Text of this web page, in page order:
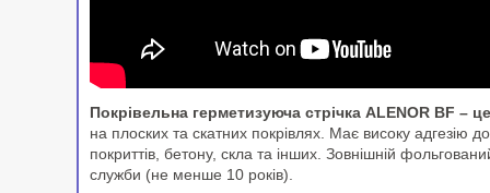
Покрівельна герметизуюча стрічка ALENOR BF –
на плоских та скатних покрівлях. Має високу адгезію
покриттів, бетону, скла та інших. Зовнішній
служби (не менше 10 років).